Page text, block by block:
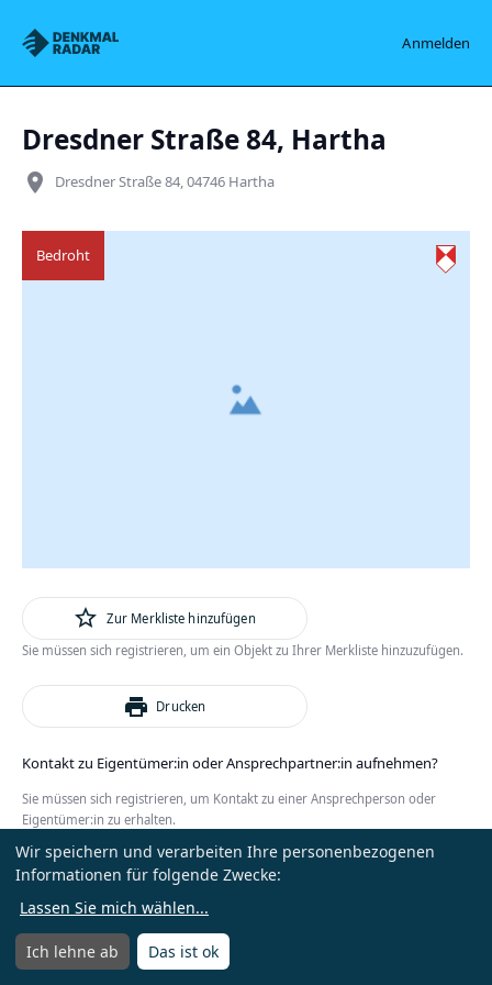
Denkmalradar Anmelden
Menü öffnen
Dresdner Straße 84, Hartha
place Dresdner Straße 84, 04746 Hartha
Bedroht
star_outline Zur Merkliste hinzufügen
Sie müssen sich registrieren, um ein Objekt zu Ihrer Merkliste hinzuzufügen.
print Drucken
Kontakt zu Eigentümer:in oder Ansprechpartner:in aufnehmen?
Sie müssen sich registrieren, um Kontakt zu einer Ansprechperson oder
Eigentümer:in zu erhalten.
Anmelden oder Kostenlos registrieren
Wir speichern und verarbeiten Ihre personenbezogenen
Informationen für folgende Zwecke:
Lassen Sie mich wählen...
Ich lehne ab Das ist ok